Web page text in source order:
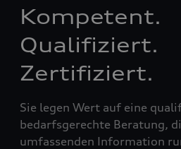
Kompetent.
Qualifiziert.
Zertifiziert.
Sie legen Wert auf eine
bedarfsgerechte Beratung,
umfassenden Information